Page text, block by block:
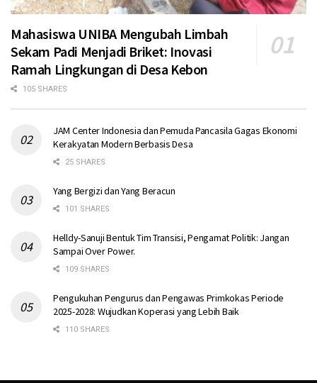
Mahasiswa UNIBA Mengubah Limbah
Sekam Padi Menjadi Briket: Inovasi
Ramah Lingkungan di Desa Kebon
105 SHARES
JAM Center Indonesia dan Pemuda Pancasila Gagas Ekonomi
Kerakyatan Modern Berbasis Desa
25 SHARES
Yang Bergizi dan Yang Beracun
101 SHARES
Helldy-Sanuji Bentuk Tim Transisi, Pengamat Politik: Jangan
Sampai Over Power.
109 SHARES
Pengukuhan Pengurus dan Pengawas Primkokas Periode
2025-2028: Wujudkan Koperasi yang Lebih Baik
110 SHARES